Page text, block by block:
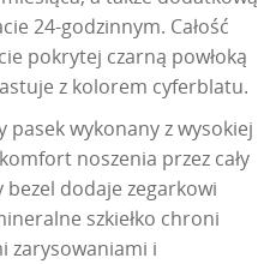
24-godzinnym. Całość
pokrytej czarną powłoką
z kolorem cyferblatu.
pasek wykonany z wysokiej
noszenia przez cały
bezel dodaje zegarkowi
szkiełko chroni
zarysowaniami i